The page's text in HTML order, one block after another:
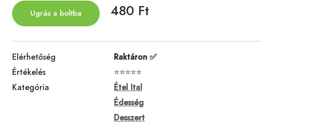
Ugrás a boltba 480 Ft
Elérhetőség
Raktáron ✅
Értékelés
⭐⭐⭐⭐⭐
Kategória
Étel Ital
Édesség
Desszert